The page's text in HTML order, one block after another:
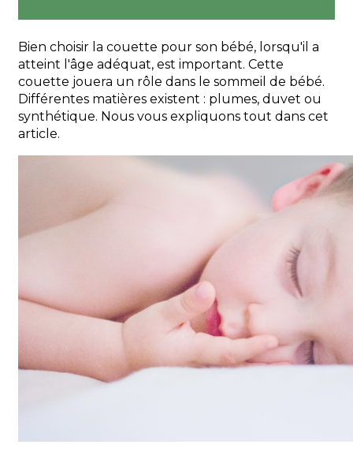
Bien choisir la couette pour son bébé, lorsqu'il a
atteint l'âge adéquat, est important. Cette
couette jouera un rôle dans le sommeil de bébé.
Différentes matières existent : plumes, duvet ou
synthétique. Nous vous expliquons tout dans cet
article.